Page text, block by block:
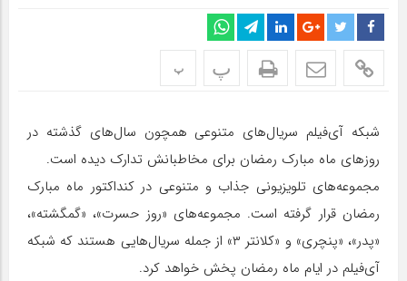
پ پ
شبکه آی‌فیلم سریال‌های متنوعی همچون سال‌های گذشته در
روزهای ماه مبارک رمضان برای مخاطبانش تدارک دیده است.
مجموعه‌های تلویزیونی جذاب و متنوعی در کنداکتور ماه مبارک
رمضان قرار گرفته است. مجموعه‌های «روز حسرت»، «گمگشته»،
«پدر»، «پنچری» و «کلانتر ۳» از جمله سریال‌هایی هستند که شبکه
آی‌فیلم در ایام ماه رمضان پخش خواهد کرد.